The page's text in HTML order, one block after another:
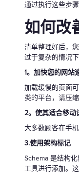
通过执行这些步
如何改
清单整理好后，
过于复杂的情况
1。加快您的网站
加载缓慢的页面
类的平台，请压
2。使其适合移动
大多数顾客在手
3.使用架构标记
Schema 是结构
工具进行添加。